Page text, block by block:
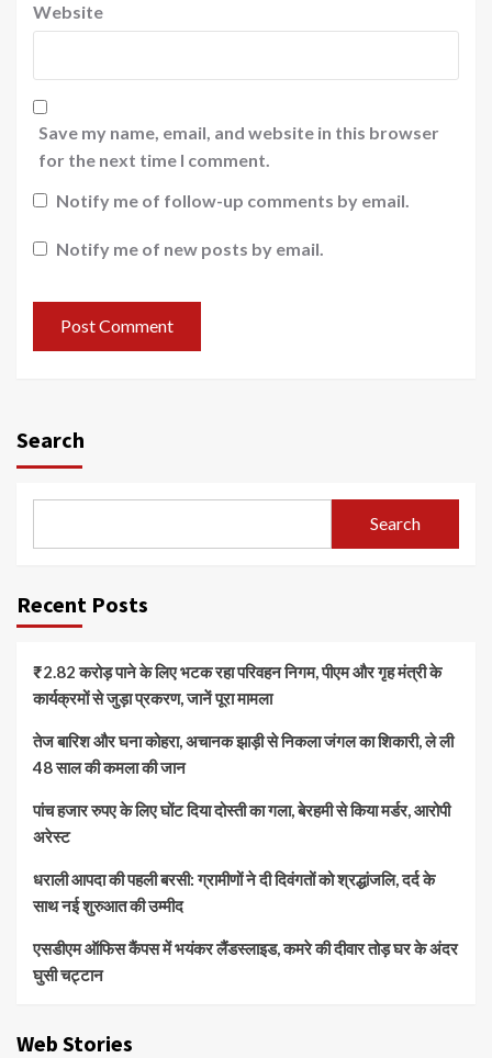
Website
Save my name, email, and website in this browser
for the next time I comment.
Notify me of follow-up comments by email.
Notify me of new posts by email.
Search
Search
Recent Posts
₹2.82 करोड़ पाने के लिए भटक रहा परिवहन निगम, पीएम और गृह मंत्री के
कार्यक्रमों से जुड़ा प्रकरण, जानें पूरा मामला
तेज बारिश और घना कोहरा, अचानक झाड़ी से निकला जंगल का शिकारी, ले ली
48 साल की कमला की जान
पांच हजार रुपए के लिए घोंट दिया दोस्ती का गला, बेरहमी से किया मर्डर, आरोपी
अरेस्ट
धराली आपदा की पहली बरसी: ग्रामीणों ने दी दिवंगतों को श्रद्धांजलि, दर्द के
साथ नई शुरुआत की उम्मीद
एसडीएम ऑफिस कैंपस में भयंकर लैंडस्लाइड, कमरे की दीवार तोड़ घर के अंदर
घुसी चट्टान
Web Stories